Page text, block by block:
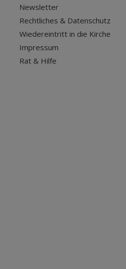
Newsletter
Rechtliches & Datenschutz
Wiedereintritt in die Kirche
Impressum
Rat & Hilfe